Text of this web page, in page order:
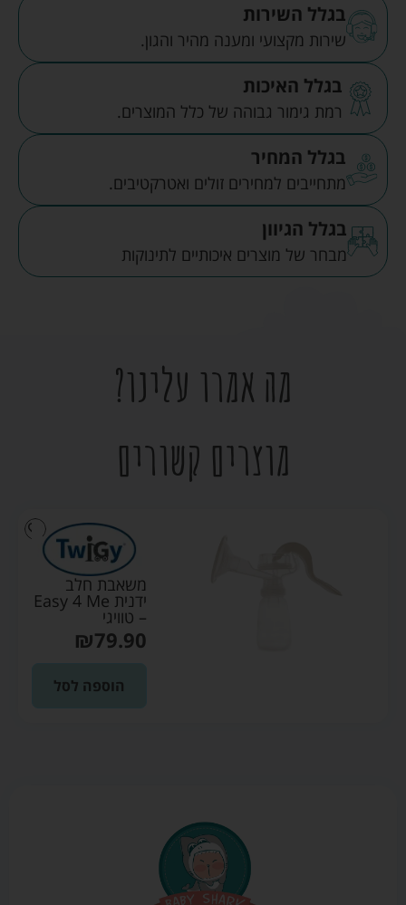
בגלל השירות
שירות מקצועי ומענה מהיר והגון.
בגלל האיכות
רמת גימור גבוהה של כלל המוצרים.
בגלל המחיר
מתחייבים למחירים זולים ואטרקטיבים.
בגלל הגיוון
מבחר של מוצרים איכותיים לתינוקות
מה אמרו עלינו?
מוצרים קשורים
משאבת חלב
ידנית Easy 4 Me
– טוויגי
₪79.90
הוספה לסל